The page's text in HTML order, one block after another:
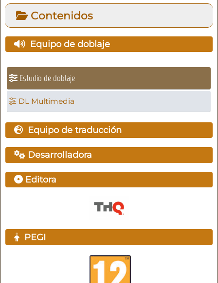
Contenidos
Equipo de doblaje
Estudio de doblaje
DL Multimedia
Equipo de traducción
Desarrolladora
Editora
PEGI